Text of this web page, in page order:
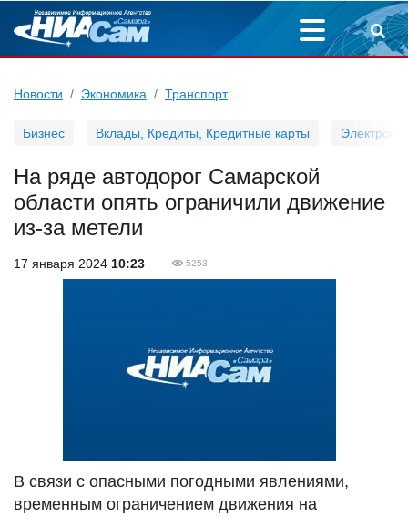
Новости Экономика Транспорт
Бизнес Вклады, Кредиты, Кредитные карты
На ряде автодорог Самарской
области опять ограничили движение
из-за метели
17 января 2024 10:23 5253
В связи с опасными погодными явлениями,
временным ограничением движения на